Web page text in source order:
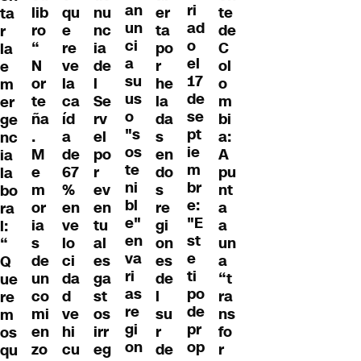
ta
r
la
e
m
er
ge
nc
ia
la
bo
ra
l:
“
Q
ue
re
m
os
qu
lib
ro
“
N
or
te
ña
.
M
e
m
or
ia
s
de
un
co
mi
en
zo
qu
e
re
ve
la
ca
íd
a
de
67
%
en
ve
lo
ci
da
d
ve
hi
cu
nu
nc
ia
de
l
Se
rv
el
po
r
ev
en
tu
al
es
ga
st
os
irr
eg
an
un
ci
a
su
us
o
"s
os
te
ni
bl
e"
en
va
ri
as
re
gi
on
er
ta
po
r
he
la
da
s
en
do
s
re
gi
on
es
de
l
su
r
de
ri
ad
o
el
17
de
se
pt
ie
m
br
e:
"E
st
e
ti
po
de
pr
op
te
de
C
ol
o
m
bi
a:
A
pu
nt
a
a
un
a
“t
ra
ns
fo
r